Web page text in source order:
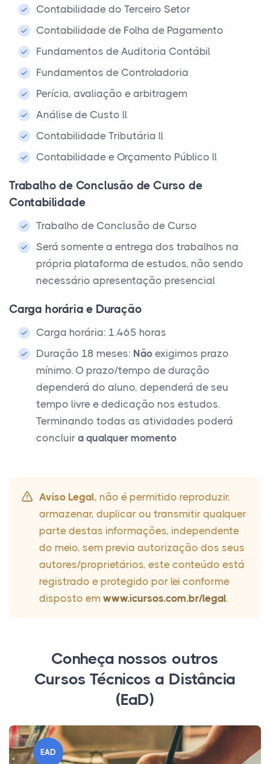
Contabilidade do Terceiro Setor
Contabilidade de Folha de Pagamento
Fundamentos de Auditoria Contábil
Fundamentos de Controladoria
Perícia, avaliação e arbitragem
Análise de Custo ll
Contabilidade Tributária ll
Contabilidade e Orçamento Público ll
Trabalho de Conclusão de Curso de
Contabilidade
Trabalho de Conclusão de Curso
Será somente a entrega dos trabalhos na
própria plataforma de estudos, não sendo
necessário apresentação presencial
Carga horária e Duração
Carga horária: 1.465 horas
Duração 18 meses: Não exigimos prazo
mínimo. O prazo/tempo de duração
dependerá do aluno, dependerá de seu
tempo livre e dedicação nos estudos.
Terminando todas as atividades poderá
concluir a qualquer momento
Aviso Legal, não é permitido reproduzir,
armazenar, duplicar ou transmitir qualquer
parte destas informações, independente
do meio, sem previa autorização dos seus
autores/proprietários, este conteúdo está
registrado e protegido por lei conforme
disposto em www.icursos.com.br/legal.
Conheça nossos outros
Cursos Técnicos a Distância
(EaD)
EAD